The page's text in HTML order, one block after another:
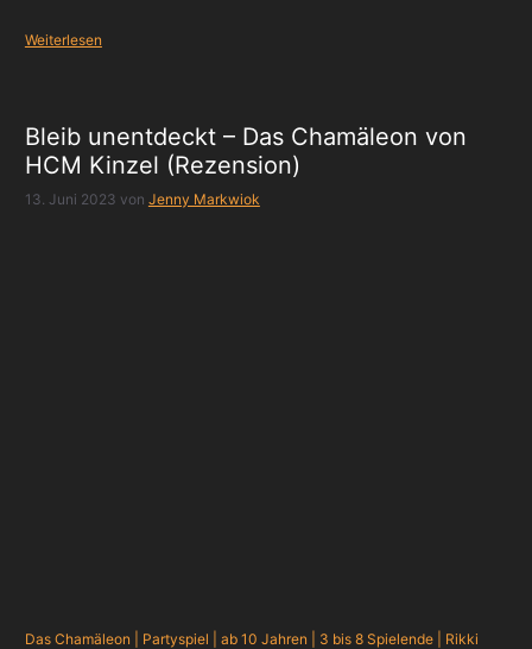
Weiterlesen
Bleib unentdeckt – Das Chamäleon von
HCM Kinzel (Rezension)
13. Juni 2023 von Jenny Markwiok
Das Chamäleon | Partyspiel | ab 10 Jahren | 3 bis 8 Spielende | Rikki